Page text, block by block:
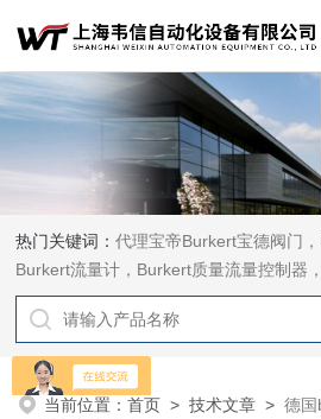
热门关键词：代理宝帝Burkert宝德阀门
Burkert流量计，Burkert质量流量控制器
HYDAC传感器，ASCO电磁阀，ASCO
泵，安沃驰Aventics电磁阀|气缸，
当前位置：首页 >技术文章 >德